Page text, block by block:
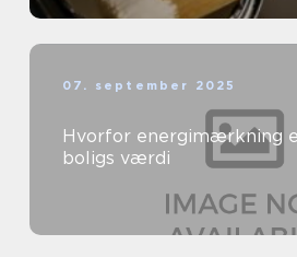
07. september 2025
Hvorfor energimærkning
boligs værdi